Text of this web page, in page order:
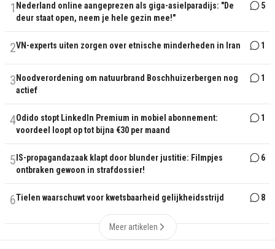
1 Nederland online aangeprezen als giga-asielparadijs: "De
deur staat open, neem je hele gezin mee!"
5
2VN-experts uiten zorgen over etnische minderheden in Iran 1
3 Noodverordening om natuurbrand Boschhuizerbergen nog
actief
1
4Odido stopt LinkedIn Premium in mobiel abonnement:
voordeel loopt op tot bijna €30 per maand
1
5 IS-propagandazaak klapt door blunder justitie: Filmpjes
ontbraken gewoon in strafdossier!
6
6Tielen waarschuwt voor kwetsbaarheid gelijkheidsstrijd 8
Meer artikelen